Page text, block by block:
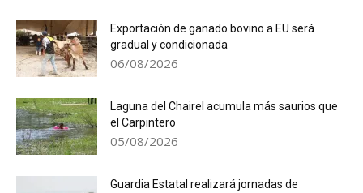
Exportación de ganado bovino a EU será
gradual y condicionada
06/08/2026
Laguna del Chairel acumula más saurios que
el Carpintero
05/08/2026
Guardia Estatal realizará jornadas de